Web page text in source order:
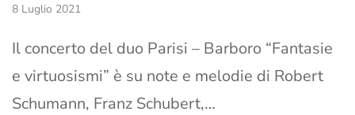
8 Luglio 2021
Il concerto del duo Parisi – Barboro “Fantasie
e virtuosismi” è su note e melodie di Robert
Schumann, Franz Schubert,…